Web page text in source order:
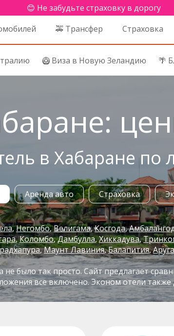
😊 Не забудьте страховку в дорогу
🚕 Трансфер Страховка
🥝 Виза в Новую Зеландию 🌴
в Хабаране по
Аренда авто Страховка
Негомбо Велигама Косгода
Коломбо Дамбулла Хиккадува
Маунт Лавиния Балапития
было так просто. Сайт предлагает
все включено. Эконом отели также